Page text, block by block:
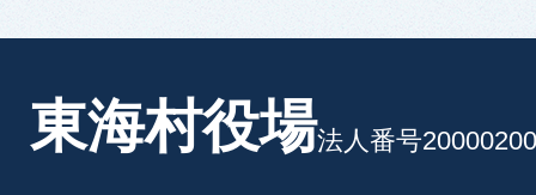
東海村役場法人番号